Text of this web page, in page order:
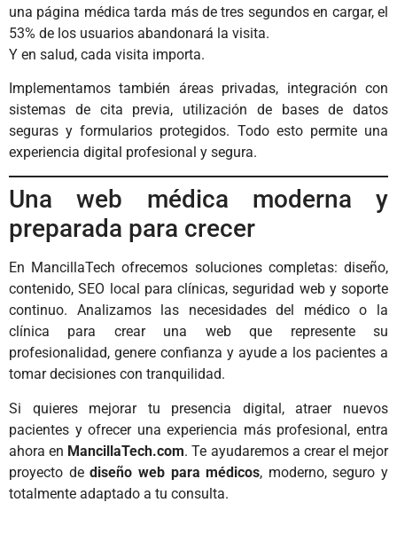
una página médica tarda más de tres segundos en cargar, el
53% de los usuarios abandonará la visita.
Y en salud, cada visita importa.
Implementamos también áreas privadas, integración con
sistemas de cita previa, utilización de bases de datos
seguras y formularios protegidos. Todo esto permite una
experiencia digital profesional y segura.
Una web médica moderna y
preparada para crecer
En MancillaTech ofrecemos soluciones completas: diseño,
contenido, SEO local para clínicas, seguridad web y soporte
continuo. Analizamos las necesidades del médico o la
clínica para crear una web que represente su
profesionalidad, genere confianza y ayude a los pacientes a
tomar decisiones con tranquilidad.
Si quieres mejorar tu presencia digital, atraer nuevos
pacientes y ofrecer una experiencia más profesional, entra
ahora en MancillaTech.com. Te ayudaremos a crear el mejor
proyecto dediseño web para médicos, moderno, seguro y
totalmente adaptado a tu consulta.